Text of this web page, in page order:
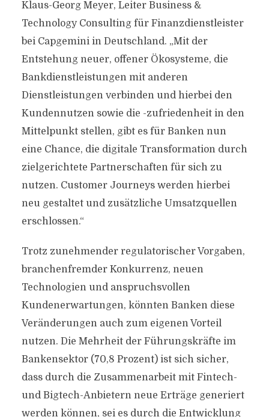
Klaus-Georg Meyer, Leiter Business &
Technology Consulting für Finanzdienstleister
bei Capgemini in Deutschland. „Mit der
Entstehung neuer, offener Ökosysteme, die
Bankdienstleistungen mit anderen
Dienstleistungen verbinden und hierbei den
Kundennutzen sowie die -zufriedenheit in den
Mittelpunkt stellen, gibt es für Banken nun
eine Chance, die digitale Transformation durch
zielgerichtete Partnerschaften für sich zu
nutzen. Customer Journeys werden hierbei
neu gestaltet und zusätzliche Umsatzquellen
erschlossen.“
Trotz zunehmender regulatorischer Vorgaben,
branchenfremder Konkurrenz, neuen
Technologien und anspruchsvollen
Kundenerwartungen, könnten Banken diese
Veränderungen auch zum eigenen Vorteil
nutzen. Die Mehrheit der Führungskräfte im
Bankensektor (70,8 Prozent) ist sich sicher,
dass durch die Zusammenarbeit mit Fintech-
und Bigtech-Anbietern neue Erträge generiert
werden können, sei es durch die Entwicklung